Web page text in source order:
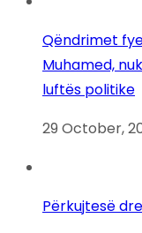
Qëndrimet
Muhamed,
luftës politike
29 October,
Përkujtesë